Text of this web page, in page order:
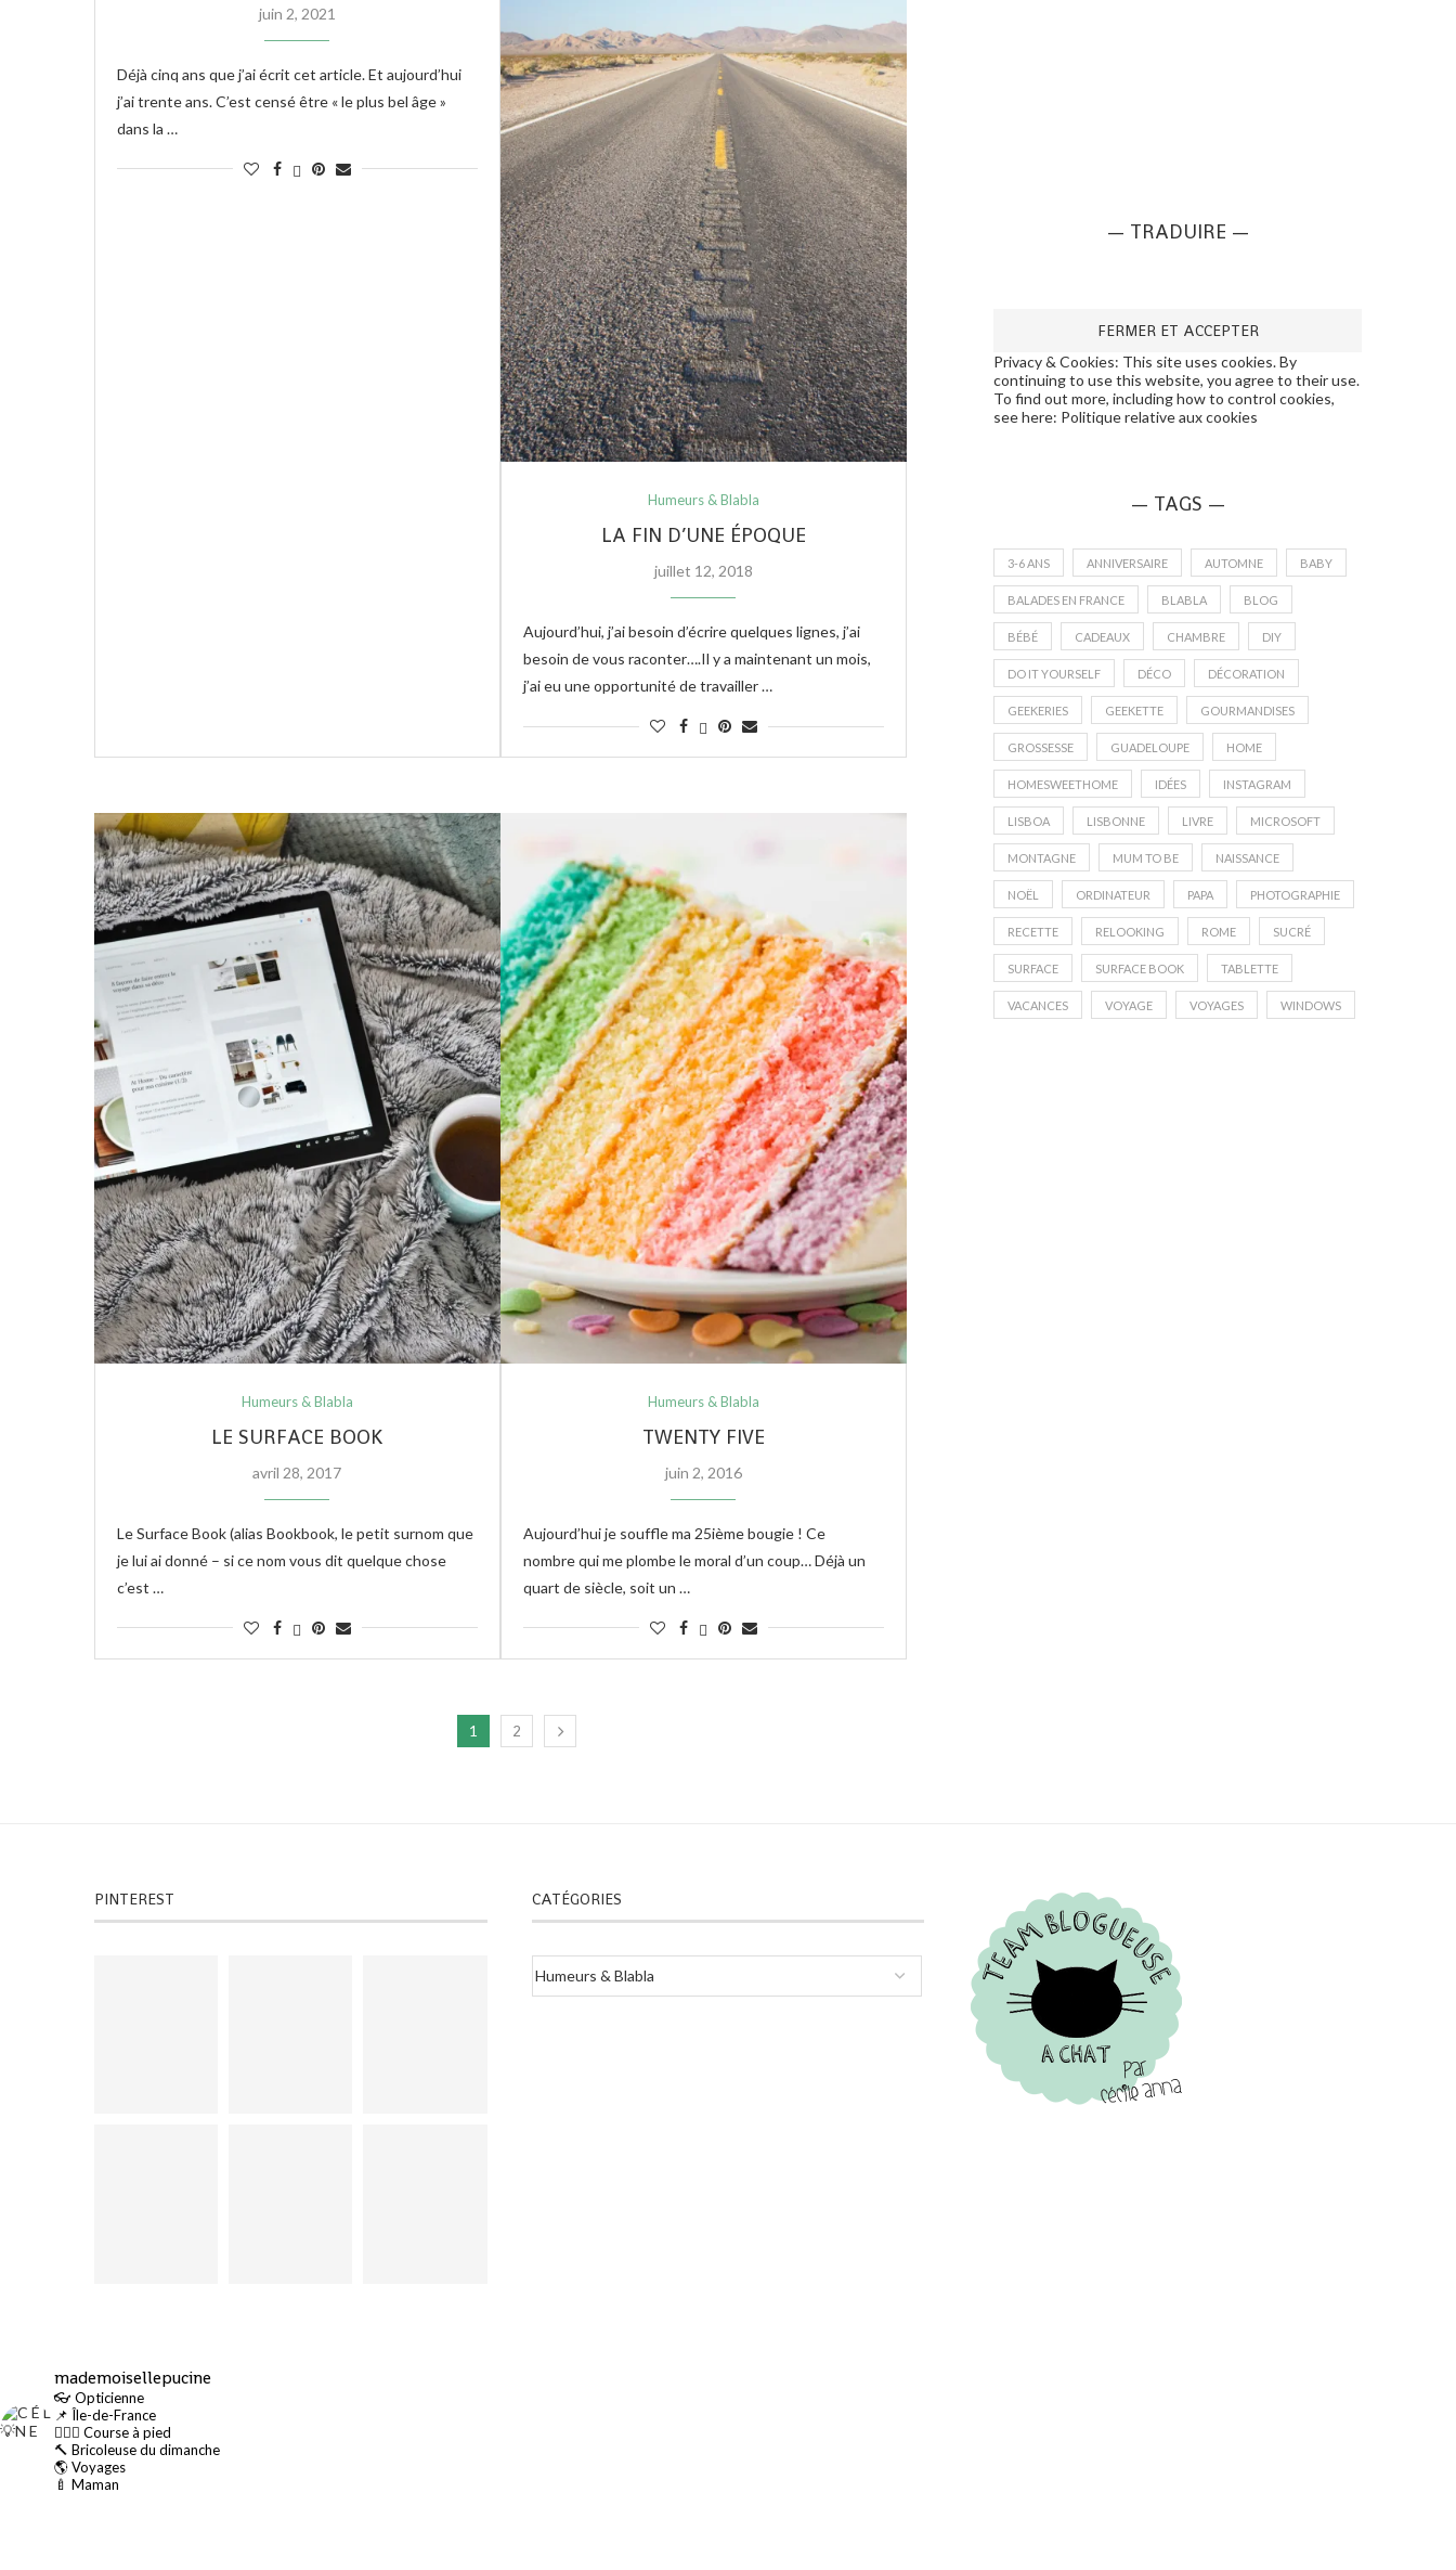
juin 2, 2021
Déjà cinq ans que j’ai écrit cet article. Et aujourd’hui
j’ai trente ans. C’est censé être « le plus bel âge »
dans la …
Humeurs & Blabla
LA FIN D’UNE ÉPOQUE
juillet 12, 2018
Aujourd’hui, j’ai besoin d’écrire quelques lignes, j’ai
besoin de vous raconter….Il y a maintenant un mois,
j’ai eu une opportunité de travailler …
Humeurs & Blabla
LE SURFACE BOOK
avril 28, 2017
Le Surface Book (alias Bookbook, le petit surnom que
je lui ai donné – si ce nom vous dit quelque chose
c’est …
Humeurs & Blabla
TWENTY FIVE
juin 2, 2016
Aujourd’hui je souffle ma 25ième bougie ! Ce
nombre qui me plombe le moral d’un coup… Déjà un
quart de siècle, soit un …
1 2
— TRADUIRE —
Privacy & Cookies: This site uses cookies. By
continuing to use this website, you agree to their use.
To find out more, including how to control cookies,
see here: Politique relative aux cookies
— TAGS —
3-6 ANS ANNIVERSAIRE AUTOMNE BABY
BALADES EN FRANCE BLABLA BLOG
BÉBÉ CADEAUX CHAMBRE DIY
DO IT YOURSELF DÉCO DÉCORATION
GEEKERIES GEEKETTE GOURMANDISES
GROSSESSE GUADELOUPE HOME
HOMESWEETHOME IDÉES INSTAGRAM
LISBOA LISBONNE LIVRE MICROSOFT
MONTAGNE MUM TO BE NAISSANCE
NOËL ORDINATEUR PAPA PHOTOGRAPHIE
RECETTE RELOOKING ROME SUCRÉ
SURFACE SURFACE BOOK TABLETTE
VACANCES VOYAGE VOYAGES WINDOWS
PINTEREST CATÉGORIES
mademoisellepucine
👓 Opticienne
📌 Île-de-France
🏃🏻‍♀️ Course à pied
🔨 Bricoleuse du dimanche
🌎 Voyages
🍼 Maman